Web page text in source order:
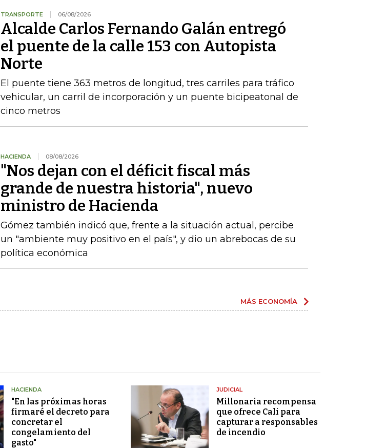
TRANSPORTE 06/08/2026
Alcalde Carlos Fernando Galán entregó
el puente de la calle 153 con Autopista
Norte
El puente tiene 363 metros de longitud, tres carriles para tráfico
vehicular, un carril de incorporación y un puente bicipeatonal de
cinco metros
HACIENDA 08/08/2026
"Nos dejan con el déficit fiscal más
grande de nuestra historia", nuevo
ministro de Hacienda
Gómez también indicó que, frente a la situación actual, percibe
un "ambiente muy positivo en el país", y dio un abrebocas de su
política económica
MÁS ECONOMÍA
HACIENDA
"En las próximas horas
firmaré el decreto para
concretar el
congelamiento del
gasto"
JUDICIAL
Millonaria recompensa
que ofrece Cali para
capturar a responsables
de incendio